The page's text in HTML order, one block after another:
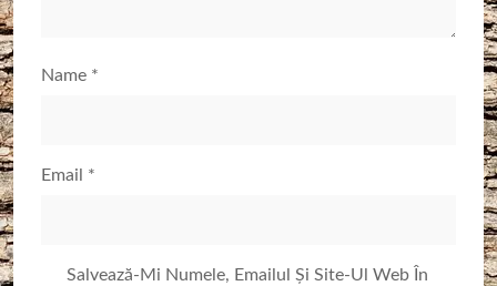
Name *
Email *
Salvează-Mi Numele, Emailul Și Site-Ul Web În